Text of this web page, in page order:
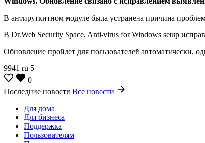
В антируткитном модуле была устранена причина
В Dr.Web Security Space, Anti-virus for Windows setup
Обновление пройдет для пользователей автоматически,
9941 ru 5
0
Последние новости Все новости
Для дома
Для бизнеса
Поддержка
Пользователям